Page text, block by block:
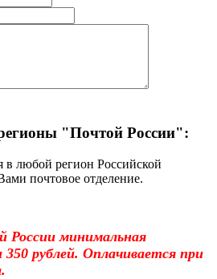
"Почтой России":
в любой регион Российской
почтовое отделение.
России минимальная
рублей. Оплачивается при